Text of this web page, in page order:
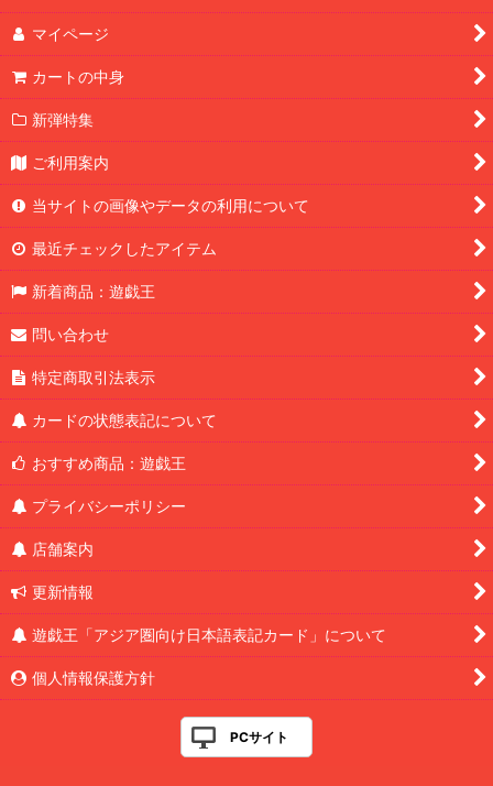
マイページ
カートの中身
新弾特集
ご利用案内
当サイトの画像やデータの利用について
最近チェックしたアイテム
新着商品：遊戯王
問い合わせ
特定商取引法表示
カードの状態表記について
おすすめ商品：遊戯王
プライバシーポリシー
店舗案内
更新情報
遊戯王「アジア圏向け日本語表記カード」について
個人情報保護方針
PCサイト